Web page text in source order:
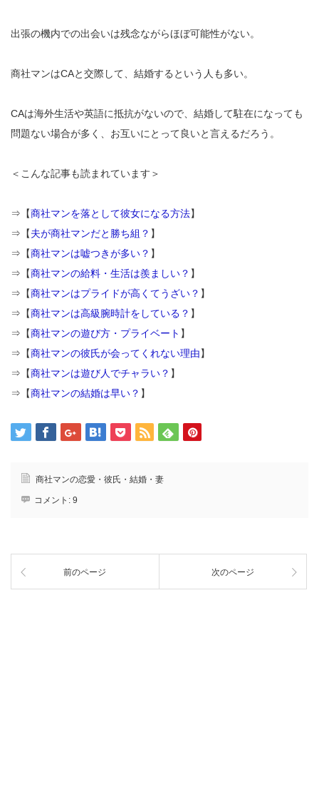
出張の機内での出会いは残念ながらほぼ可能性がない。
商社マンはCAと交際して、結婚するという人も多い。
CAは海外生活や英語に抵抗がないので、結婚して駐在になっても
問題ない場合が多く、お互いにとって良いと言えるだろう。
＜こんな記事も読まれています＞
⇒【商社マンを落として彼女になる方法】
⇒【夫が商社マンだと勝ち組？ 】
⇒【商社マンは嘘つきが多い？ 】
⇒【商社マンの給料・生活は羨ましい？ 】
⇒【商社マンはプライドが高くてうざい？ 】
⇒【商社マンは高級腕時計をしている？ 】
⇒【商社マンの遊び方・プライベート 】
⇒【商社マンの彼氏が会ってくれない理由】
⇒【商社マンは遊び人でチャラい？ 】
⇒【商社マンの結婚は早い？ 】
商社マンの恋愛・彼氏・結婚・妻
コメント: 9
前のページ 次のページ